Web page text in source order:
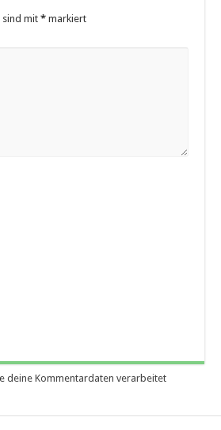
sind mit*markiert
deine Kommentardaten verarbeitet